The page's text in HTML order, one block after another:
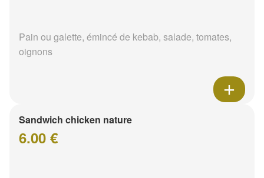
Pain ou galette, émincé de kebab, salade, tomates,
oignons
Sandwich chicken nature
6.00 €